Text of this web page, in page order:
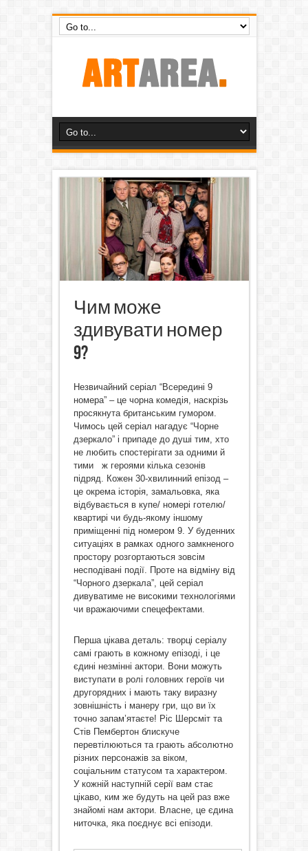
Чим може
здивувати номер
9?
Незвичайний серіал “Всередині 9
номера” – це чорна комедія, наскрізь
просякнута британським гумором.
Чимось цей серіал нагадує “Чорне
дзеркало” і припаде до душі тим, хто
не любить спостерігати за одними й
тими ж героями кілька сезонів
підряд. Кожен 30-хвилинний епізод –
це окрема історія, замальовка, яка
відбувається в купе/ номері готелю/
квартирі чи будь-якому іншому
приміщенні під номером 9. У буденних
ситуаціях в рамках одного замкненого
простору розгортаються зовсім
несподівані події. Проте на відміну від
“Чорного дзеркала”, цей серіал
дивуватиме не високими технологіями
чи вражаючими спецефектами.
Перша цікава деталь: творці серіалу
самі грають в кожному епізоді, і це
єдині незмінні актори. Вони можуть
виступати в ролі головних героїв чи
другорядних і мають таку виразну
зовнішність і манеру гри, що ви їх
точно запам’ятаєте! Ріс Шерсміт та
Стів Пембертон блискуче
перевтілюються та грають абсолютно
різних персонажів за віком,
соціальним статусом та характером.
У кожній наступній серії вам стає
цікаво, ким же будуть на цей раз вже
знайомі нам актори. Власне, це єдина
ниточка, яка поєднує всі епізоди.